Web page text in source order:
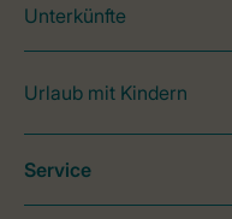
Unterkünfte
Urlaub mit Kindern
Service